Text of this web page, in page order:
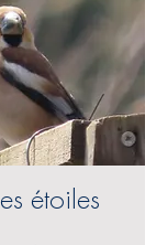
étoiles